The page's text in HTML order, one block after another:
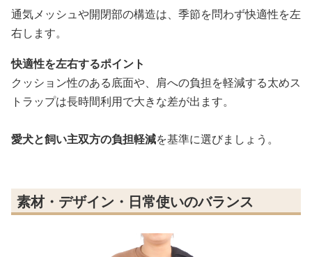
通気メッシュや開閉部の構造は、季節を問わず快適性を左
右します。
快適性を左右するポイント
クッション性のある底面や、肩への負担を軽減する太めス
トラップは長時間利用で大きな差が出ます。
愛犬と飼い主双方の負担軽減を基準に選びましょう。
素材・デザイン・日常使いのバランス